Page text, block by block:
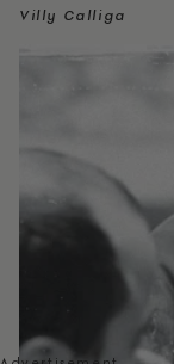
Villy Calliga